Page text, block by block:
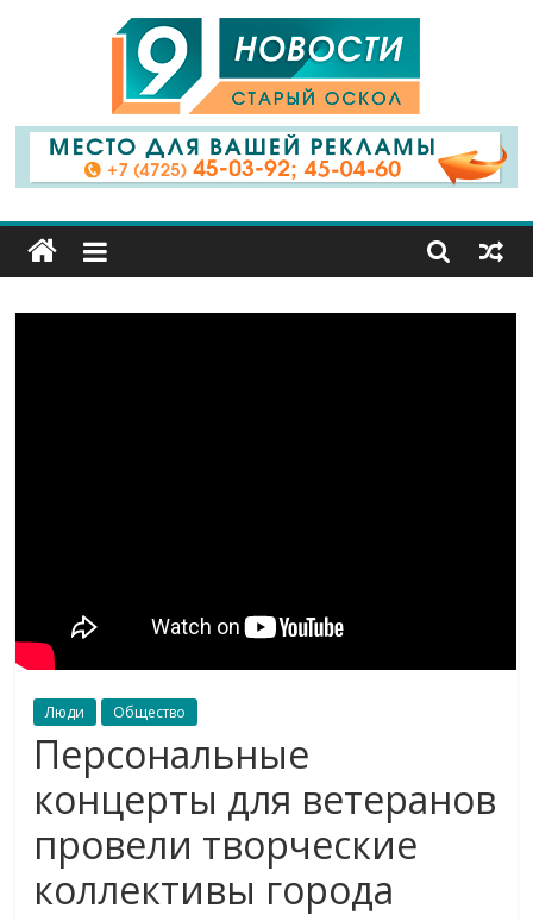
9
Канал
Старый
Люди Общество
Персональные
концерты для ветеранов
провели творческие
коллективы города